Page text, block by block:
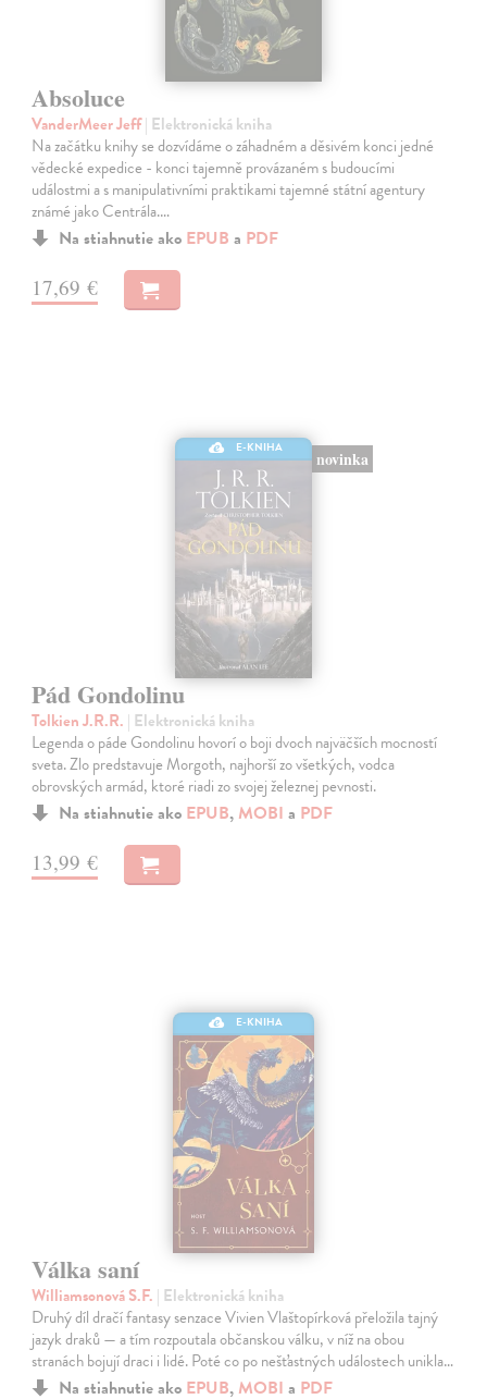
Absoluce
VanderMeer Jeff| Elektronická kniha
Na začátku knihy se dozvídáme o záhadném a děsivém konci jedné
vědecké expedice - konci tajemně provázaném s budoucími
událostmi a s manipulativními praktikami tajemné státní agentury
známé jako Centrála.…
Na stiahnutie ako EPUB a PDF
17,69 €
E-KNIHA
novinka
Pád Gondolinu
Tolkien J.R.R. | Elektronická kniha
Legenda o páde Gondolinu hovorí o boji dvoch najväčších mocností
sveta. Zlo predstavuje Morgoth, najhorší zo všetkých, vodca
obrovských armád, ktoré riadi zo svojej železnej pevnosti.
Na stiahnutie ako EPUB, MOBI a PDF
13,99 €
E-KNIHA
Válka saní
Williamsonová S.F. | Elektronická kniha
Druhý díl dračí fantasy senzace Vivien Vlaštopírková přeložila tajný
jazyk draků — a tím rozpoutala občanskou válku, v níž na obou
stranách bojují draci i lidé. Poté co po nešťastných událostech unikla…
Na stiahnutie ako EPUB, MOBI a PDF